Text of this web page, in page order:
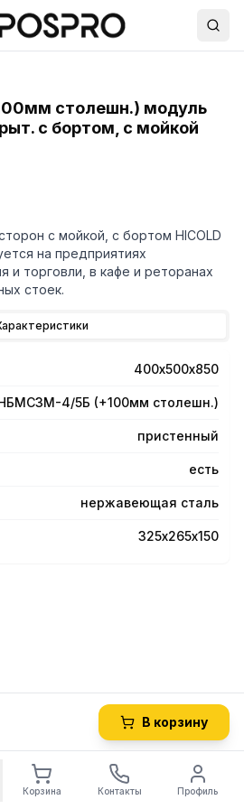
столешн.) модуль
с бортом, с мойкой
с мойкой, с бортом HICOLD
на предприятиях
и торговли, в кафе и реторанах
стоек.
400х500х850
4/5Б (+100мм столешн.)
пристенный
есть
нержавеющая сталь
325х265х150
В корзину
Корзина Контакты Профиль